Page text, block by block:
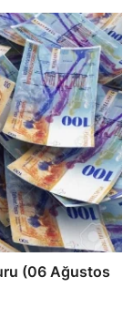
(06 Ağustos